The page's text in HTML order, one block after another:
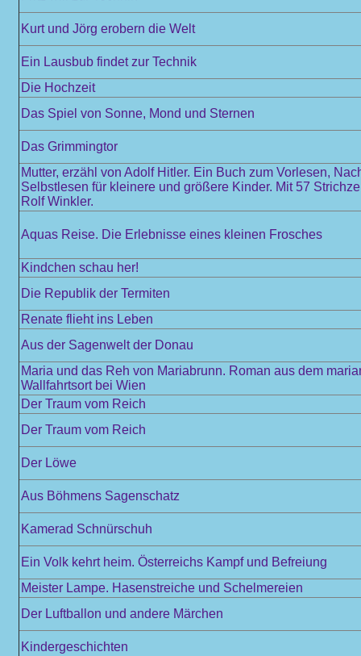
Kurt und Jörg erobern die Welt
Ein Lausbub findet zur Technik
Die Hochzeit
Das Spiel von Sonne, Mond und Sternen
Das Grimmingtor
Mutter, erzähl von Adolf Hitler. Ein Buch zum Vorlesen,
Selbstlesen für kleinere und größere Kinder. Mit 57
Rolf Winkler.
Aquas Reise. Die Erlebnisse eines kleinen Frosches
Kindchen schau her!
Die Republik der Termiten
Renate flieht ins Leben
Aus der Sagenwelt der Donau
Maria und das Reh von Mariabrunn. Roman aus dem
Wallfahrtsort bei Wien
Der Traum vom Reich
Der Traum vom Reich
Der Löwe
Aus Böhmens Sagenschatz
Kamerad Schnürschuh
Ein Volk kehrt heim. Österreichs Kampf und Befreiung
Meister Lampe. Hasenstreiche und Schelmereien
Der Luftballon und andere Märchen
Kindergeschichten